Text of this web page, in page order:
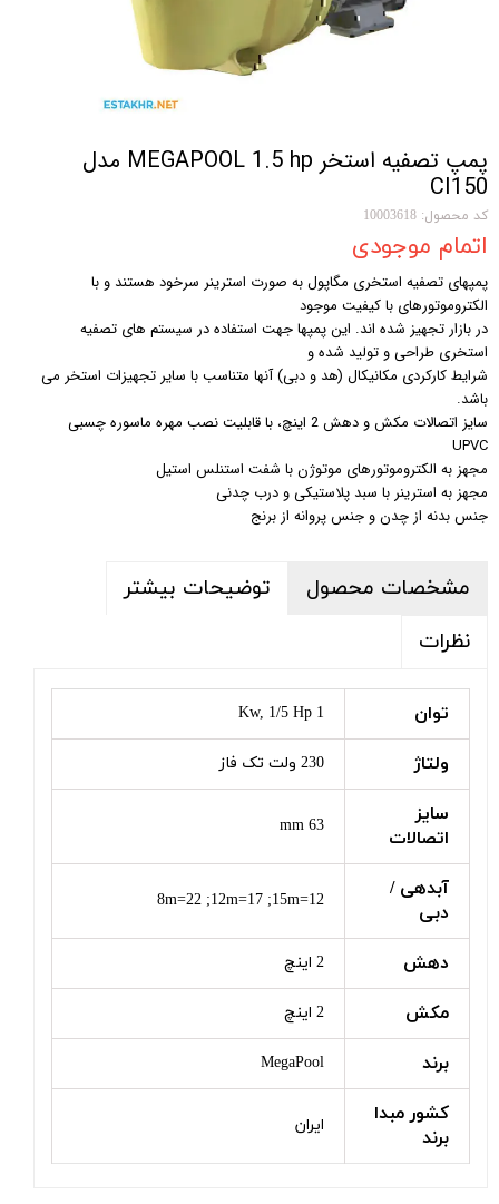
پمپ تصفیه استخر MEGAPOOL 1.5 hp مدل
CI150
کد محصول: 10003618
اتمام موجودی
پمپهای تصفیه استخری مگاپول به صورت استرینر سرخود هستند و با
الکتروموتورهای با کیفیت موجود
در بازار تجهیز شده اند. این پمپها جهت استفاده در سیستم های تصفیه
استخری طراحی و تولید شده و
شرایط کارکردی مکانیکال (هد و دبی) آنها متناسب با سایر تجهیزات استخر می
باشد.
سایز اتصالات مکش و دهش 2 اینچ، با قابلیت نصب مهره ماسوره چسبی
UPVC
مجهز به الکتروموتورهای موتوژن با شفت استنلس استیل
مجهز به استرینر با سبد پلاستیکی و درب چدنی
جنس بدنه از چدن و جنس پروانه از برنج
مشخصات محصول
توضیحات بیشتر
نظرات
توان 1 Kw, 1/5 Hp
ولتاژ 230 ولت تک فاز
سایز
اتصالات
63 mm
آبدهی /
دبی
8m=22 ;12m=17 ;15m=12
دهش 2 اینچ
مکش 2 اینچ
برند MegaPool
کشور مبدا
برند
ایران